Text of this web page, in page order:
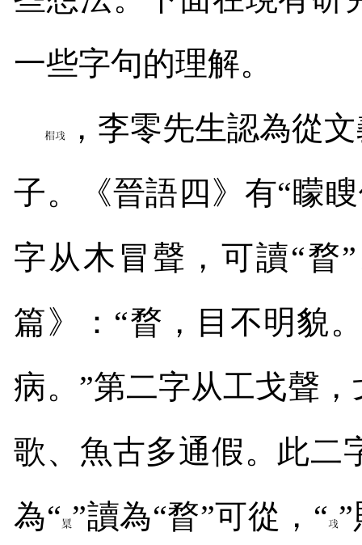
一些字句的理解。
，李零先生認為從
子。《晉語四》有“矇
字从木冒聲，可讀“瞀”
篇》： “瞀，目不明貌
病。 ”第二字从工戈聲
歌、魚古多通假。此二
為“ ”讀為“瞀”可從，“